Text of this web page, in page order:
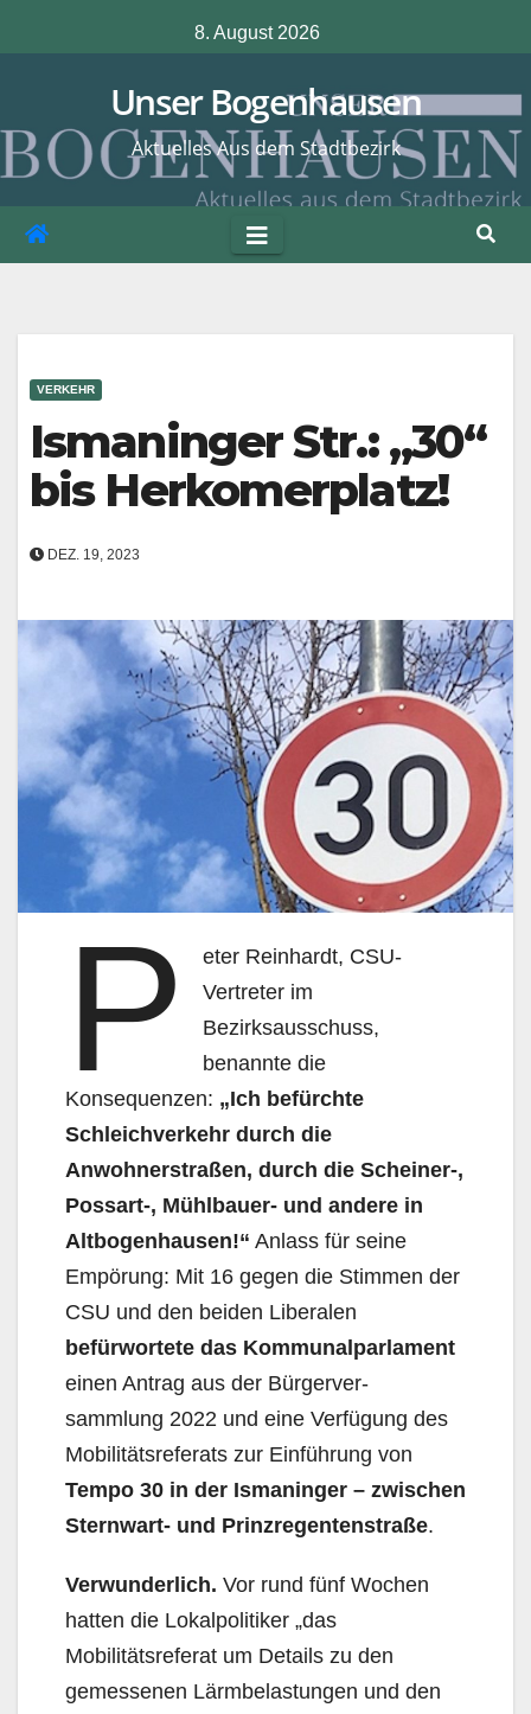
Inhalt
8. August 2026
Unser Bogenhausen
Aktuelles Aus dem Stadtbezirk
VERKEHR
Ismaninger Str.: „30“
bis Herkomerplatz!
DEZ. 19, 2023
P
eter Reinhardt, CSU-
Vertreter im
Bezirksausschuss,
benannte die
Konsequenzen: „Ich befürchte
Schleichverkehr durch die
Anwohnerstraßen, durch die Scheiner-,
Possart-, Mühlbauer- und andere in
Altbogenhausen!“ Anlass für seine
Empörung: Mit 16 gegen die Stimmen der
CSU und den beiden Liberalen
befürwortete das Kommunalparlament
einen Antrag aus der Bürgerver-
sammlung 2022 und eine Verfügung des
Mobilitätsreferats zur Einführung von
Tempo 30 in der Ismaninger – zwischen
Sternwart- und Prinzregentenstraße.
Verwunderlich. Vor rund fünf Wochen
hatten die Lokalpolitiker „das
Mobilitätsreferat um Details zu den
gemessenen Lärmbelastungen und den